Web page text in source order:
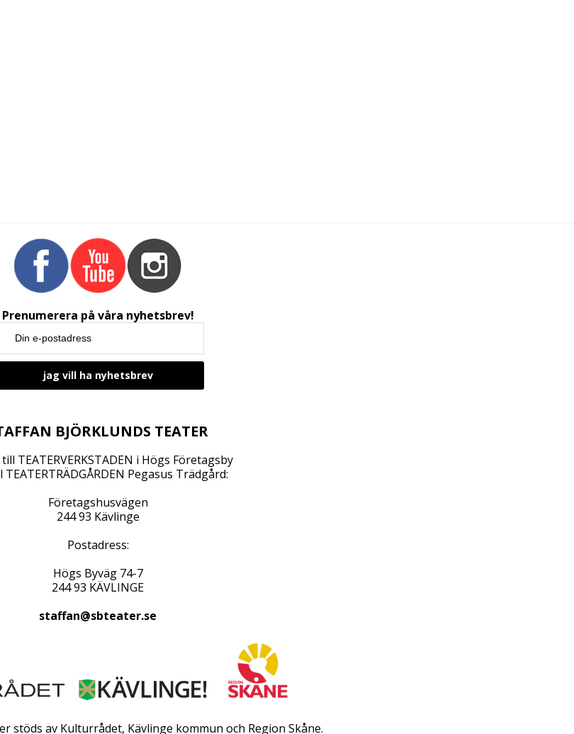
Prenumerera på våra nyhetsbrev!
BJÖRKLUNDS TEATER
TEATERVERKSTADEN i Högs Företagsby
TEATERTRÄDGÅRDEN Pegasus Trädgård:
Företagshusvägen
244 93 Kävlinge
Postadress:
Högs Byväg 74-7
244 93 KÄVLINGE
staffan@sbteater.se
stöds av Kulturrådet, Kävlinge kommun och Region Skåne.